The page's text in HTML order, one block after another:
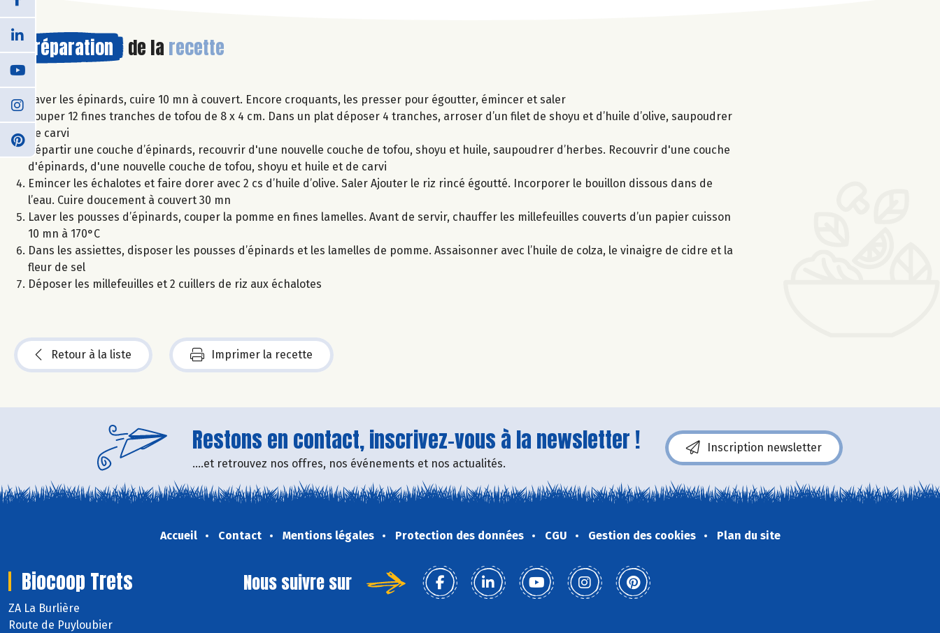
Préparation de la recette
Laver les épinards, cuire 10 mn à couvert. Encore croquants, les presser pour égoutter, émincer et saler
Couper 12 fines tranches de tofou de 8 x 4 cm. Dans un plat déposer 4 tranches, arroser d’un filet de shoyu et d’huile d’olive, saupoudrer
de carvi
Répartir une couche d’épinards, recouvrir d'une nouvelle couche de tofou, shoyu et huile, saupoudrer d’herbes. Recouvrir d'une couche
d'épinards, d'une nouvelle couche de tofou, shoyu et huile et de carvi
Emincer les échalotes et faire dorer avec 2 cs d’huile d’olive. Saler Ajouter le riz rincé égoutté. Incorporer le bouillon dissous dans de
l’eau. Cuire doucement à couvert 30 mn
Laver les pousses d’épinards, couper la pomme en fines lamelles. Avant de servir, chauffer les millefeuilles couverts d’un papier cuisson
10 mn à 170°C
Dans les assiettes, disposer les pousses d’épinards et les lamelles de pomme. Assaisonner avec l’huile de colza, le vinaigre de cidre et la
fleur de sel
Déposer les millefeuilles et 2 cuillers de riz aux échalotes
Retour à la liste Imprimer la recette
Restons en contact, inscrivez-vous à la newsletter !
....et retrouvez nos offres, nos événements et nos actualités.
Inscription newsletter
Accueil Contact Mentions légales Protection des données CGU Gestion des cookies Plan du site
Biocoop Trets
ZA La Burlière
Route de Puyloubier
Nous suivre sur